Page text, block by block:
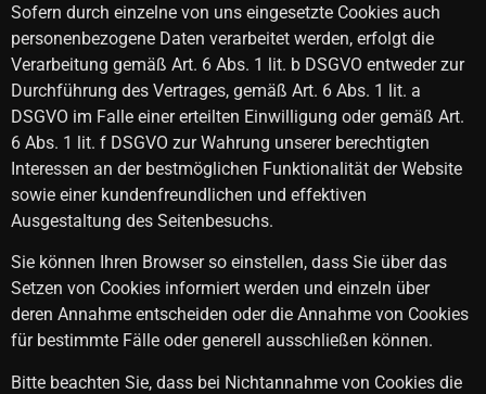
Sofern durch einzelne von uns eingesetzte Cookies auch
personenbezogene Daten verarbeitet werden, erfolgt die
Verarbeitung gemäß Art. 6 Abs. 1 lit. b DSGVO entweder zur
Durchführung des Vertrages, gemäß Art. 6 Abs. 1 lit. a
DSGVO im Falle einer erteilten Einwilligung oder gemäß Art.
6 Abs. 1 lit. f DSGVO zur Wahrung unserer berechtigten
Interessen an der bestmöglichen Funktionalität der Website
sowie einer kundenfreundlichen und effektiven
Ausgestaltung des Seitenbesuchs.
Sie können Ihren Browser so einstellen, dass Sie über das
Setzen von Cookies informiert werden und einzeln über
deren Annahme entscheiden oder die Annahme von Cookies
für bestimmte Fälle oder generell ausschließen können.
Bitte beachten Sie, dass bei Nichtannahme von Cookies die